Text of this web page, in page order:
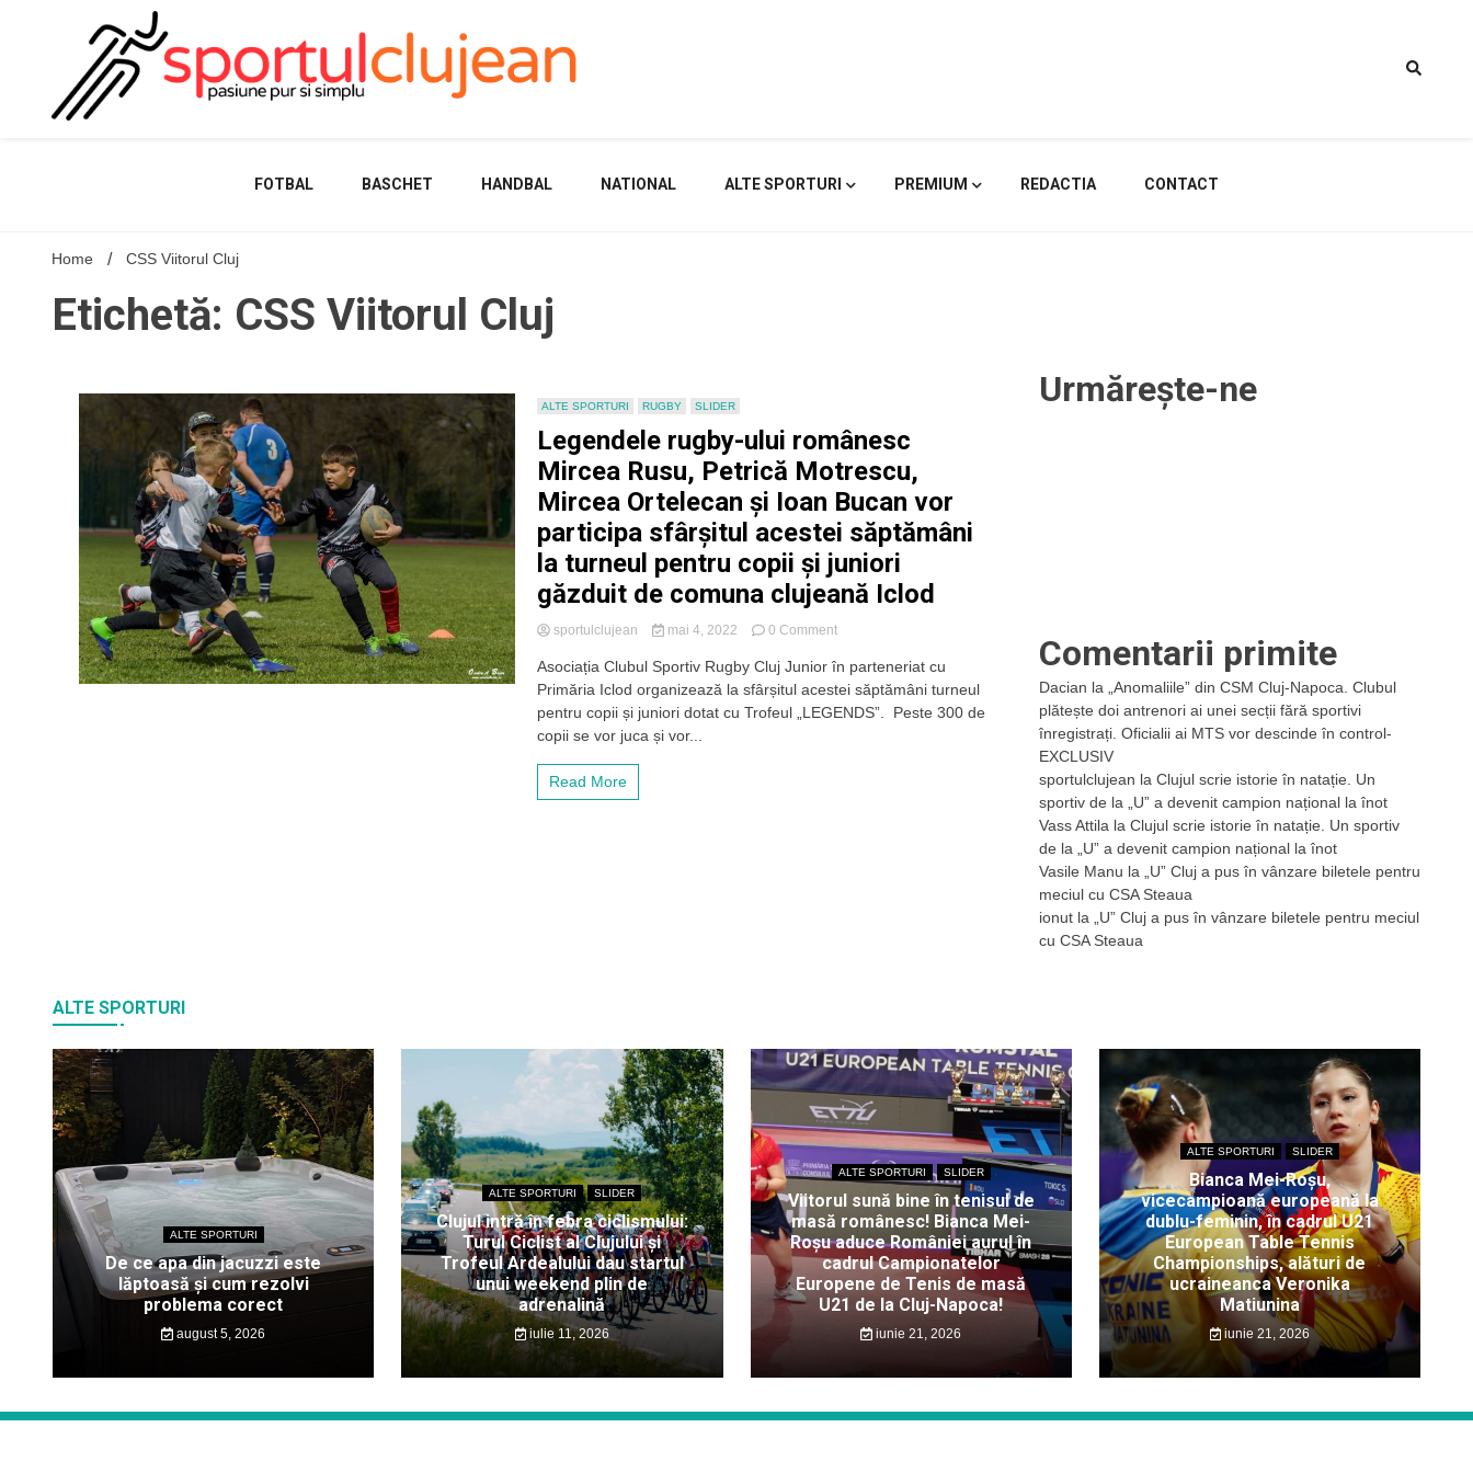
FOTBAL BASCHET HANDBAL NATIONAL ALTE SPORTURI PREMIUM REDACTIA CONTACT
Home CSS Viitorul Cluj
Etichetă: CSS Viitorul Cluj
ALTE SPORTURI RUGBY SLIDER
Legendele rugby-ului românesc
Mircea Rusu, Petrică Motrescu,
Mircea Ortelecan și Ioan Bucan vor
participa sfârșitul acestei săptămâni
la turneul pentru copii și juniori
găzduit de comuna clujeană Iclod
sportulclujean mai 4, 2022 0 Commenton
rugby-
ului
românesc
copii
și
juniori
găzduit
de
comuna
clujeană
Iclod
Asociația Clubul Sportiv Rugby Cluj Junior în parteneriat cu
Primăria Iclod organizează la sfârșitul acestei săptămâni turneul
pentru copii și juniori dotat cu Trofeul „LEGENDS”. Peste 300 de
copii se vor juca și vor...
Read More
Urmărește-ne
Comentarii primite
Dacian la
„Anomaliile” din CSM Cluj-Napoca. Clubul
plătește doi antrenori ai unei secții fără sportivi
înregistrați. Oficialii ai MTS vor descinde în control-
EXCLUSIV
sportulclujean la Clujul scrie istorie în natație. Un
sportiv de la „U” a devenit campion național la înot
Vass Attila la Clujul scrie istorie în natație. Un sportiv
de la „U” a devenit campion național la înot
Vasile Manu la
„U” Cluj a pus în vânzare biletele pentru
meciul cu CSA Steaua
ionut la
„U” Cluj a pus în vânzare biletele pentru meciul
cu CSA Steaua
ALTE SPORTURI
ALTE SPORTURI
De ce apa din jacuzzi este
lăptoasă și cum rezolvi
problema corect
august 5, 2026
ALTE SPORTURI SLIDER
Clujul intră în febra ciclismului:
Turul Ciclist al Clujului și
Trofeul Ardealului dau startul
unui weekend plin de
adrenalină
iulie 11, 2026
ALTE SPORTURI SLIDER
Viitorul sună bine în tenisul de
masă românesc! Bianca Mei-
Roșu aduce României aurul în
cadrul Campionatelor
Europene de Tenis de masă
U21 de la Cluj-Napoca!
iunie 21, 2026
ALTE SPORTURI SLIDER
Bianca Mei-Roșu,
vicecampioană europeană la
dublu-feminin, în cadrul U21
European Table Tennis
Championships, alături de
ucraineanca Veronika
Matiunina
iunie 21, 2026